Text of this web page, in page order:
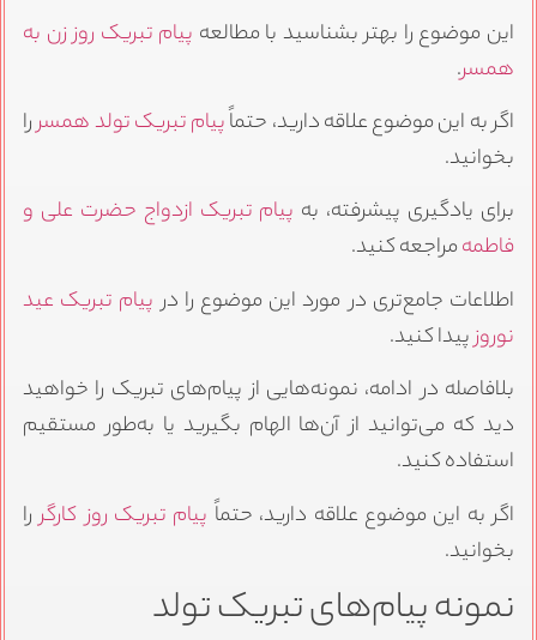
این موضوع را بهتر بشناسید با مطالعه پیام تبریک روز زن به
همسر.
اگر به این موضوع علاقه دارید، حتماًپیام تبریک تولد همسررا
بخوانید.
برای یادگیری پیشرفته، به پیام تبریک ازدواج حضرت علی و
فاطمهمراجعه کنید.
اطلاعات جامع‌تری در مورد این موضوع را در پیام تبریک عید
نوروزپیدا کنید.
بلافاصله در ادامه، نمونه‌هایی از پیام‌های تبریک را خواهید
دید که می‌توانید از آن‌ها الهام بگیرید یا به‌طور مستقیم
استفاده کنید.
اگر به این موضوع علاقه دارید، حتماً پیام تبریک روز کارگررا
بخوانید.
نمونه پیام‌های تبریک تولد